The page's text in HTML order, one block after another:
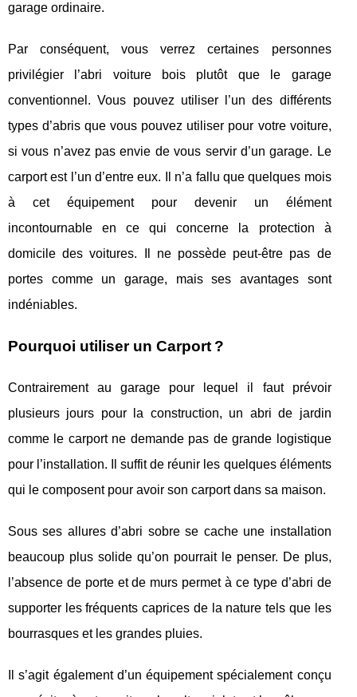
garage ordinaire.
Par conséquent, vous verrez certaines personnes
privilégier l’abri voiture bois plutôt que le garage
conventionnel. Vous pouvez utiliser l’un des différents
types d’abris que vous pouvez utiliser pour votre voiture,
si vous n’avez pas envie de vous servir d’un garage. Le
carport est l’un d’entre eux. Il n’a fallu que quelques mois
à cet équipement pour devenir un élément
incontournable en ce qui concerne la protection à
domicile des voitures. Il ne possède peut-être pas de
portes comme un garage, mais ses avantages sont
indéniables.
Pourquoi utiliser un Carport ?
Contrairement au garage pour lequel il faut prévoir
plusieurs jours pour la construction, un abri de jardin
comme le carport ne demande pas de grande logistique
pour l’installation. Il suffit de réunir les quelques éléments
qui le composent pour avoir son carport dans sa maison.
Sous ses allures d’abri sobre se cache une installation
beaucoup plus solide qu’on pourrait le penser. De plus,
l’absence de porte et de murs permet à ce type d’abri de
supporter les fréquents caprices de la nature tels que les
bourrasques et les grandes pluies.
Il s’agit également d’un équipement spécialement conçu